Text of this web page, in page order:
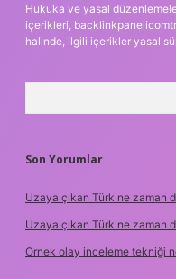
Hukuka ve yasal
içerikleri,
halinde, ilgili içerikler yasal
Son Yorumlar
Uzaya çıkan Türk ne zaman
Uzaya çıkan Türk ne zaman
Örnek olay inceleme tekniği